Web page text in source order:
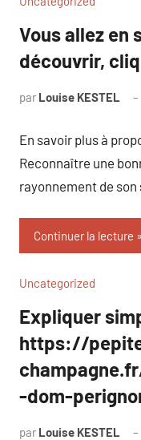
Vous allez en
découvrir,
par Louise KESTEL
En savoir plus à
Reconnaître une
rayonnement de
Continuer la lecture
Uncategorized
Expliquer
https://
-dom-
par Louise KESTEL